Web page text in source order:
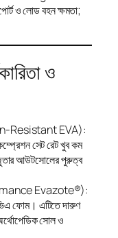
ও লোড বহন ক্ষমতা;
ও
Resistant EVA):
সেট রেট খুব কম
জুতার আউটসোলের পুরুত্ব
Evazote®):
ফোম। এটিতে দারুণ
সোল ও